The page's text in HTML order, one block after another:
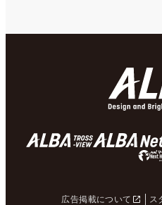
広告掲載について ス